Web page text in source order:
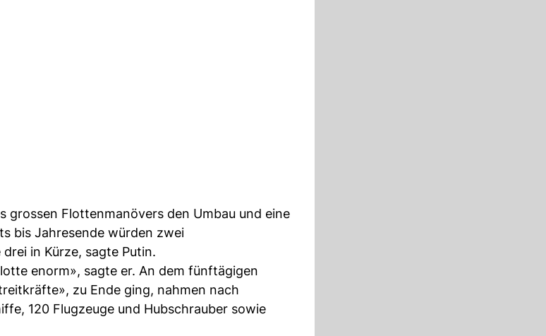
grossen Flottenmanövers den Umbau und eine
bis Jahresende würden zwei
in Kürze, sagte Putin.
enorm», sagte er. An dem fünftägigen
zu Ende ging, nahmen nach
120 Flugzeuge und Hubschrauber sowie